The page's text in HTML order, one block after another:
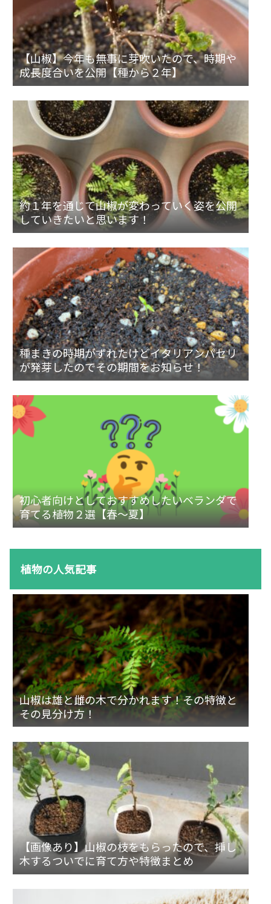
【山椒】今年も無事に芽吹いたので、時期や
成長度合いを公開【種から２年】
約１年を通じて山椒が変わっていく姿を公開
していきたいと思います！
種まきの時期がずれたけどイタリアンパセリ
が発芽したのでその期間をお知らせ！
初心者向けとしておすすめしたいベランダで
育てる植物２選【春～夏】
植物の人気記事
山椒は雄と雌の木で分かれます！その特徴と
その見分け方！
【画像あり】山椒の枝をもらったので、挿し
木するついでに育て方や特徴まとめ